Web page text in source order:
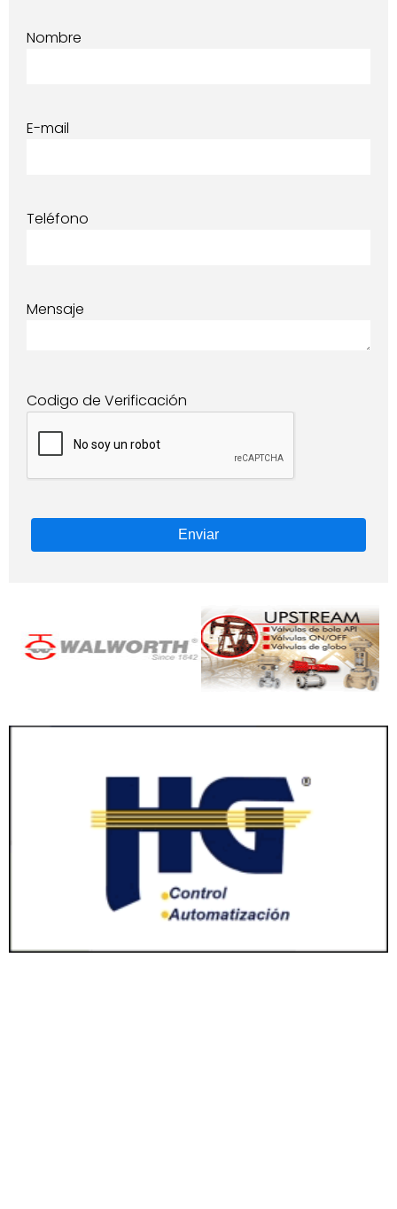
Nombre
E-mail
Teléfono
Mensaje
Codigo de Verificación
Enviar